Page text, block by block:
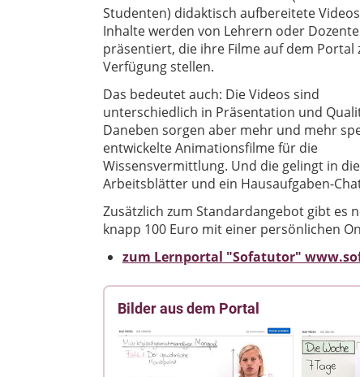
Studenten) didaktisch aufbereitete
Inhalte werden von Lehrern oder
präsentiert, die ihre Filme auf dem Portal
Verfügung stellen.
Das bedeutet auch: Die Videos sind
unterschiedlich in Präsentation und
Daneben sorgen aber mehr und mehr
entwickelte Animationsfilme für die
Wissensvermittlung. Und die gelingt in
Arbeitsblätter und ein Hausaufgaben-
Zusätzlich zum Standardangebot gibt es
knapp 100 Euro mit einer persönlichen
zum Lernportal "Sofatutor"
Bilder aus dem Portal